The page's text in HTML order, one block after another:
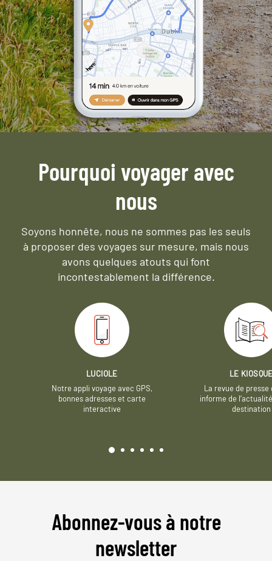
Pourquoi voyager avec
nous
Soyons honnête, nous ne sommes pas les seuls
à proposer des voyages sur mesure, mais nous
avons quelques atouts qui font
incontestablement la différence.
LUCIOLE
Notre appli voyage avec GPS,
bonnes adresses et carte
interactive
LE
La revue de presse
informe de
destination
Abonnez-vous à notre
newsletter